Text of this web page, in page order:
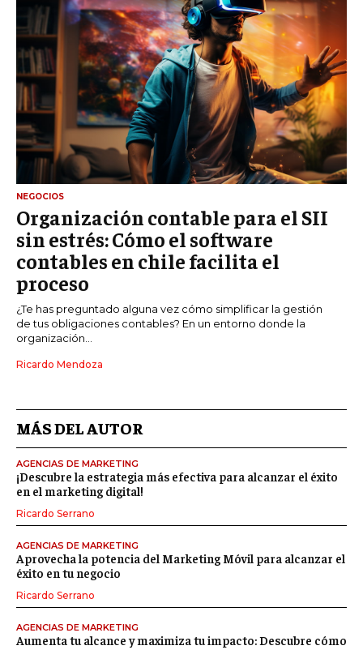
NEGOCIOS
Organización contable para el SII
sin estrés: Cómo el software
contables en chile facilita el
proceso
¿Te has preguntado alguna vez cómo simplificar la gestión
de tus obligaciones contables? En un entorno donde la
organización...
Ricardo Mendoza
MÁS DEL AUTOR
AGENCIAS DE MARKETING
¡Descubre la estrategia más efectiva para alcanzar el éxito
en el marketing digital!
Ricardo Serrano
AGENCIAS DE MARKETING
Aprovecha la potencia del Marketing Móvil para alcanzar el
éxito en tu negocio
Ricardo Serrano
AGENCIAS DE MARKETING
Aumenta tu alcance y maximiza tu impacto: Descubre cómo